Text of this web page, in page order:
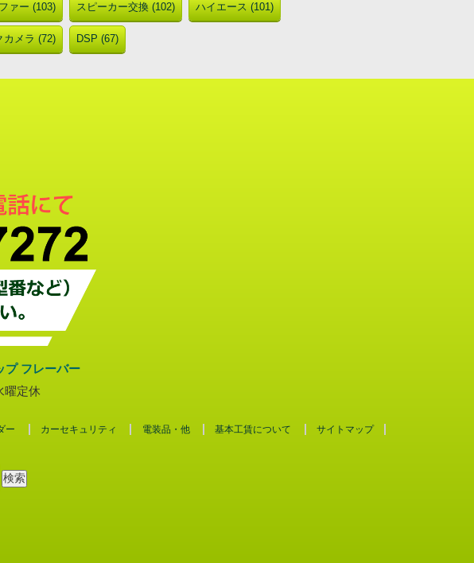
ァー (103) スピーカー交換 (102) ハイエース (101)
カメラ (72) DSP (67)
プ フレーバー
曜定休
ー カーセキュリティ 電装品・他 基本工賃について サイトマップ